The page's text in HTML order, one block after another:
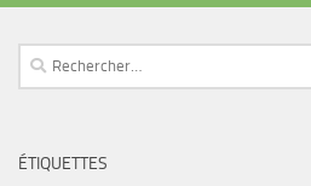
Rechercher :
ÉTIQUETTES